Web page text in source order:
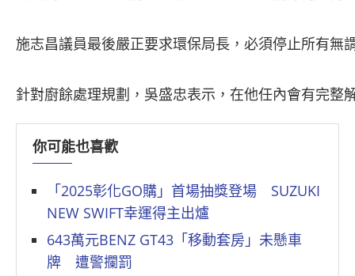
施志昌議員最後嚴正要求環保局長，必須停止所有無
針對廚餘處理規劃，吳盛忠表示，在他任內會有完
你可能也喜歡
「2025彰化GO購」首場抽獎登場 SUZUKI
NEW SWIFT幸運得主出爐
643萬元BENZ GT43「移動套房」未懸車
牌 遭警攔罰